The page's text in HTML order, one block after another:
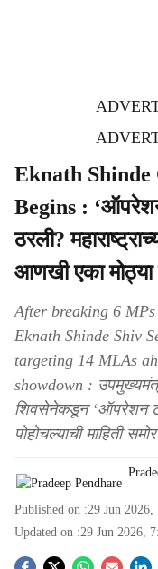
Eknath
Begins : ‘ऑपरेशन
ठरली?
आणखी एका मोठ्या
After breaking 6
Eknath Shinde Shiv
targeting 14 MLAs
showdown :
शिवसेनेकडून ‘ऑपरेशन
पोहोचल्याची माहिती
Published on :29 Jun
Updated on :29 Jun 2026,